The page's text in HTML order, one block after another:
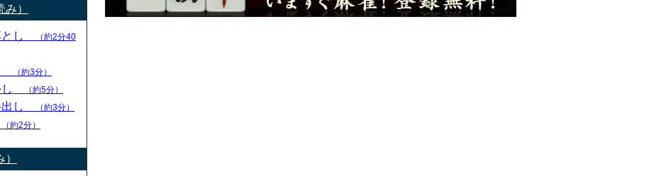
）
とし
（約2分40
（約3分）
し （約5分）
出し （約3分）
（約2分）